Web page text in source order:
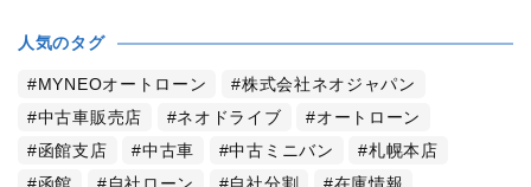
人気のタグ
MYNEOオートローン
株式会社ネオジャパン
中古車販売店
ネオドライブ
オートローン
函館支店
中古車 中古ミニバン
札幌本店